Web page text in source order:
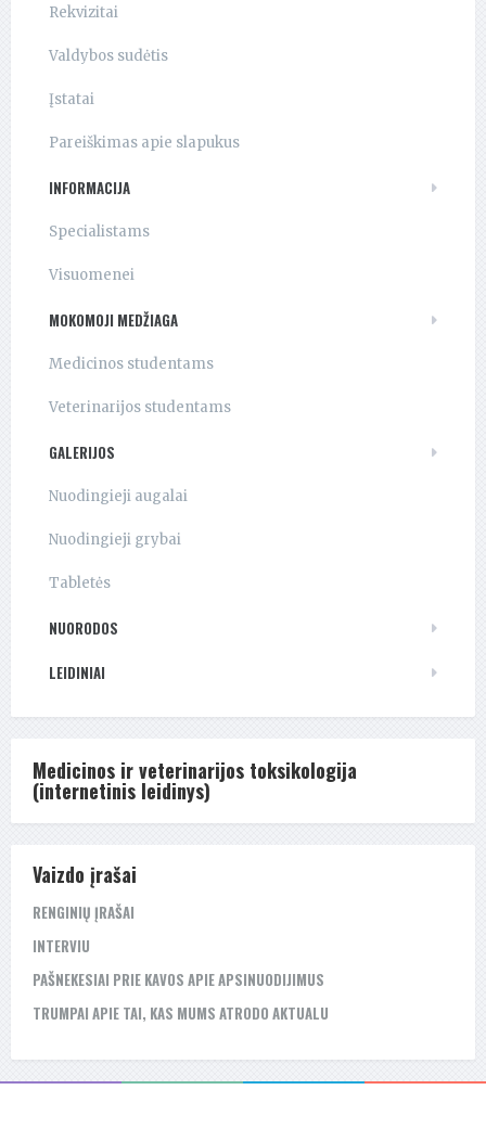
Rekvizitai
Valdybos sudėtis
Įstatai
Pareiškimas apie slapukus
INFORMACIJA
Specialistams
Visuomenei
MOKOMOJI MEDŽIAGA
Medicinos studentams
Veterinarijos studentams
GALERIJOS
Nuodingieji augalai
Nuodingieji grybai
Tabletės
NUORODOS
LEIDINIAI
Medicinos ir veterinarijos toksikologija
(internetinis leidinys)
Vaizdo įrašai
RENGINIŲ ĮRAŠAI
INTERVIU
PAŠNEKESIAI PRIE KAVOS APIE APSINUODIJIMUS
TRUMPAI APIE TAI, KAS MUMS ATRODO AKTUALU